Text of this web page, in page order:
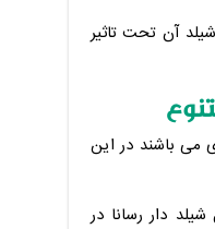
آن تحت تاثیر
می باشند در این
دار رسانا در